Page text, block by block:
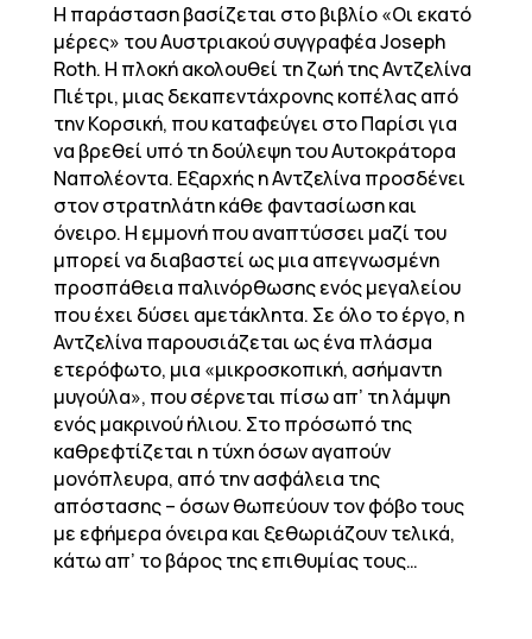
Η παράσταση βασίζεται στο βιβλίο «Οι εκατό
μέρες» του Αυστριακού συγγραφέα Joseph
Roth. Η πλοκή ακολουθεί τη ζωή της Αντζελίνα
Πιέτρι, μιας δεκαπεντάχρονης κοπέλας από
την Κορσική, που καταφεύγει στο Παρίσι για
να βρεθεί υπό τη δούλεψη του Αυτοκράτορα
Ναπολέοντα. Εξαρχής η Αντζελίνα προσδένει
στον στρατηλάτη κάθε φαντασίωση και
όνειρο. Η εμμονή που αναπτύσσει μαζί του
μπορεί να διαβαστεί ως μια απεγνωσμένη
προσπάθεια παλινόρθωσης ενός μεγαλείου
που έχει δύσει αμετάκλητα. Σε όλο το έργο, η
Αντζελίνα παρουσιάζεται ως ένα πλάσμα
ετερόφωτο, μια «μικροσκοπική, ασήμαντη
μυγούλα», που σέρνεται πίσω απ’ τη λάμψη
ενός μακρινού ήλιου. Στο πρόσωπό της
καθρεφτίζεται η τύχη όσων αγαπούν
μονόπλευρα, από την ασφάλεια της
απόστασης – όσων θωπεύουν τον φόβο τους
με εφήμερα όνειρα και ξεθωριάζουν τελικά,
κάτω απ’ το βάρος της επιθυμίας τους…